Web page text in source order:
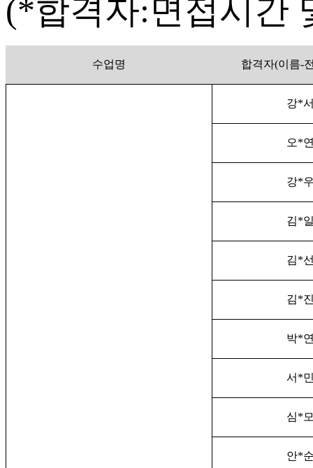
(*합격자:면접시간
수업명 합격자(이름-
강*
오*
강*
김*
김*
김*
박*
서 *
심*
안*